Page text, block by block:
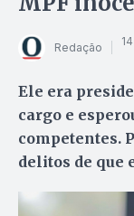
Redação
Ele era
cargo e
competentes.
delitos de que